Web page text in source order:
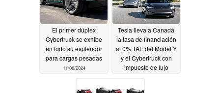
El primer dúplex
Cybertruck se exhibe
en todo su esplendor
para cargas pesadas
11/08/2024
Tesla lleva a Canadá
la tasa de financiación
al 0% TAE del Model Y
y el Cybertruck con
impuesto de lujo